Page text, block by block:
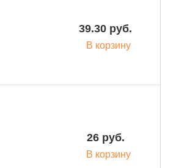
39.30 руб.
В корзину
26 руб.
В корзину